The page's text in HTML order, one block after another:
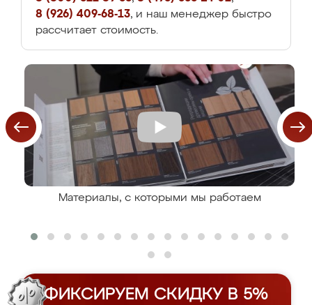
8 (926) 409-68-13, и наш менеджер быстро
рассчитает стоимость.
Материалы, с которыми мы работаем
ФИКСИРУЕМ СКИДКУ В 5%